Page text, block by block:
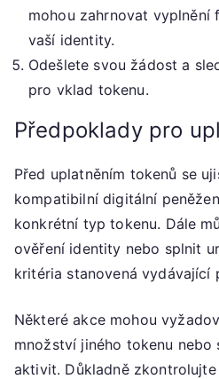
mohou zahrnovat vyplnění
vaší identity.
Odešlete svou žádost a
pro vklad tokenu.
Předpoklady pro
Před uplatněním tokenů se
kompatibilní digitální
konkrétní typ tokenu. Dále
ověření identity nebo splnit
kritéria stanovená vydávající
Některé akce mohou
množství jiného tokenu
aktivit. Důkladně